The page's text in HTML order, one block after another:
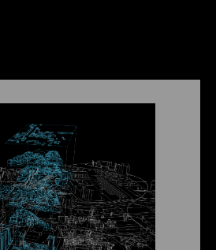
）建筑系副教授，以及黑人重建
。丹尼尔斯的作品涵盖建筑设计、
和设计研究，其作品曾在纽约、东
市出版和展出。.
士、罗马建筑奖获得者，也是惠特
研究项目的成员，研究方向为工作
拥有哥伦比亚大学和纽约市立学院
立设计研究探索并呈现了权力在建